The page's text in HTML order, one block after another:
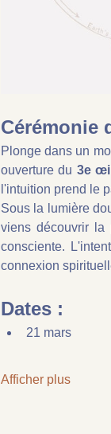
Cérémonie
Plonge dans un
ouverture du 3e œil
l'intuition prend le
Sous la lumière
viens découvrir la
consciente.
connexion
Dates :
21 mars
Afficher plus